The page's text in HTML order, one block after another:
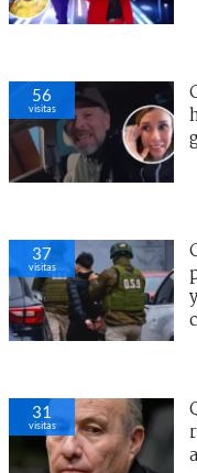
56
visitas
37
visitas
31
visitas